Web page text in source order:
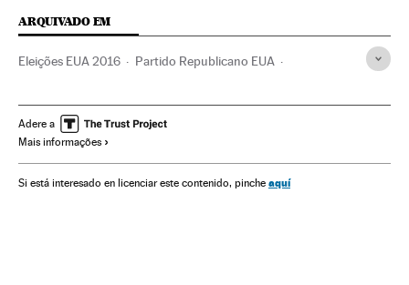
ARQUIVADO EM
Eleições EUA 2016 Partido Republicano EUA
Eleições presidenciais Estados Unidos
Partidos políticos
Política
Adere a
Mais informações
Si está interesado en licenciar este contenido, pinche aquí